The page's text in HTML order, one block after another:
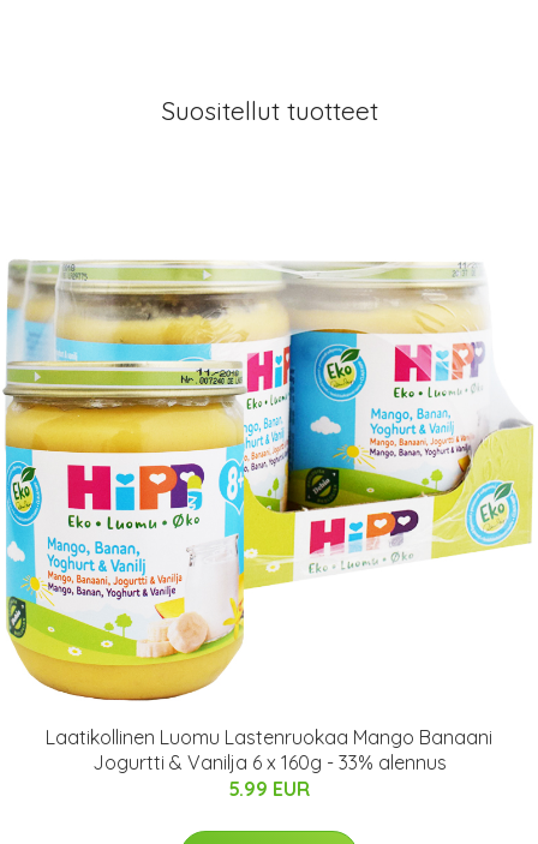
Suositellut tuotteet
Laatikollinen Luomu Lastenruokaa Mango Banaani
Jogurtti & Vanilja 6 x 160g - 33% alennus
5.99 EUR